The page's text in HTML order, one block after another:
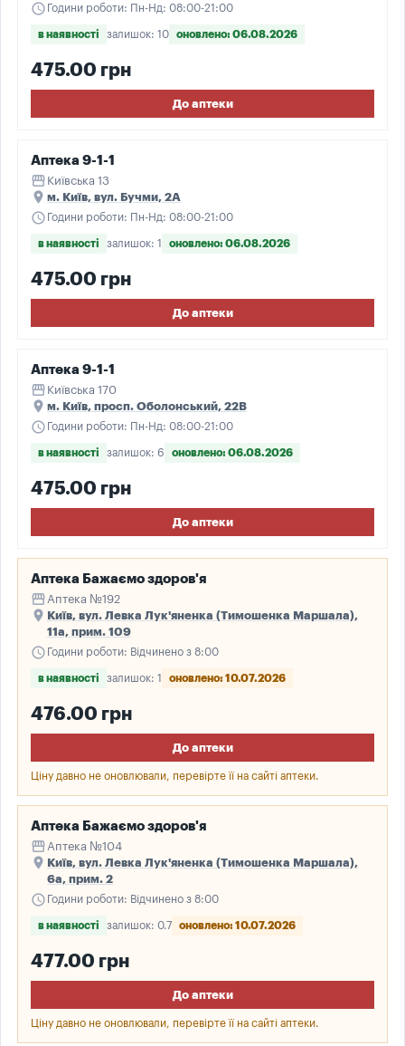
schedule Години роботи: Пн-Нд: 08:00-21:00
в наявності залишок: 10 оновлено: 06.08.2026
475.00 грн
До аптеки
Аптека 9-1-1
storefront Київська 13
place м. Київ, вул. Бучми, 2А
schedule Години роботи: Пн-Нд: 08:00-21:00
в наявності залишок: 1 оновлено: 06.08.2026
475.00 грн
До аптеки
Аптека 9-1-1
storefront Київська 170
place м. Київ, просп. Оболонський, 22В
schedule Години роботи: Пн-Нд: 08:00-21:00
в наявності залишок: 6 оновлено: 06.08.2026
475.00 грн
До аптеки
Аптека Бажаємо здоров'я
storefront Аптека №192
place Київ, вул. Левка Лук'яненка (Тимошенка Маршала),
11а, прим. 109
schedule Години роботи: Відчинено з 8:00
в наявності залишок: 1 оновлено: 10.07.2026
476.00 грн
До аптеки
Ціну давно не оновлювали, перевірте її на сайті аптеки.
Аптека Бажаємо здоров'я
storefront Аптека №104
place Київ, вул. Левка Лук'яненка (Тимошенка Маршала),
6а, прим. 2
schedule Години роботи: Відчинено з 8:00
в наявності залишок: 0.7 оновлено: 10.07.2026
477.00 грн
До аптеки
Ціну давно не оновлювали, перевірте її на сайті аптеки.